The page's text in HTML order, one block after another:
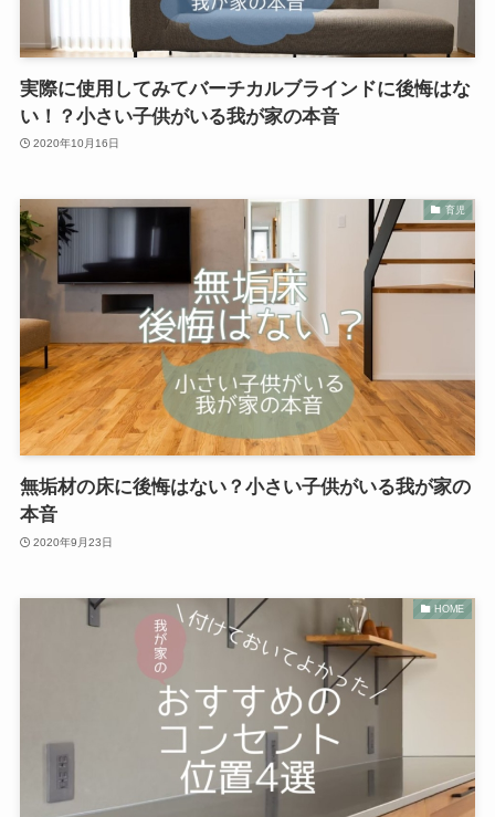
実際に使用してみてバーチカルブラインドに後悔はな
い！？小さい子供がいる我が家の本音
2020年10月16日
育児
無垢材の床に後悔はない？小さい子供がいる我が家の
本音
2020年9月23日
HOME